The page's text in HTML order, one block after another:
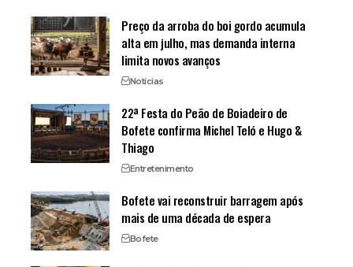
Preço da arroba do boi gordo acumula
alta em julho, mas demanda interna
limita novos avanços
Notícias
22ª Festa do Peão de Boiadeiro de
Bofete confirma Michel Teló e Hugo &
Thiago
Entretenimento
Bofete vai reconstruir barragem após
mais de uma década de espera
Bofete